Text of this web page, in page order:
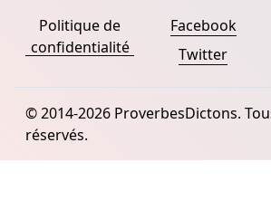
Politique de
confidentialité
Facebook
Twitter
© 2014-2026 ProverbesDictons.
réservés.